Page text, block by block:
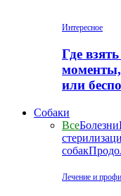
Интересное
Где
моменты,
или
Собаки
ВсеБолезни
собак
Лечение и